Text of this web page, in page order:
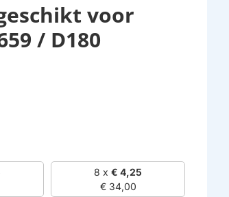
voor
/ D180
8 x€ 4,25
€ 34,00